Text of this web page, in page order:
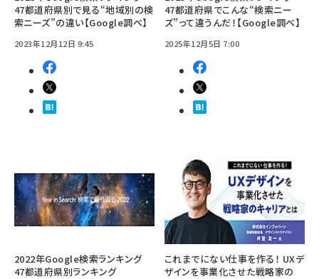
47都道府県別で見る“地域別の検
索ニーズ”の違い【Google調べ】
2023年12月12日 9:45
47都道府県でこんな“検索ニー
ズ”って違うんだ！【Google調べ】
2025年12月5日 7:00
2022年Google検索ランキング
47都道府県別ランキング
これまでにない仕事を作る！ UXデ
ザインを事業化させた戦略家の